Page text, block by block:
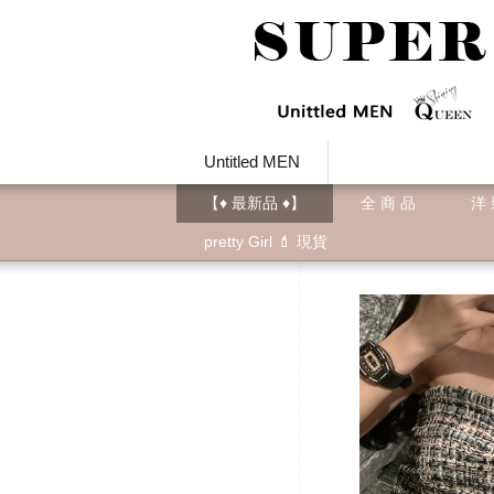
Untitled MEN
【♦ 最新品 ♦】 全 商 品 洋
pretty Girl 💄 現貨